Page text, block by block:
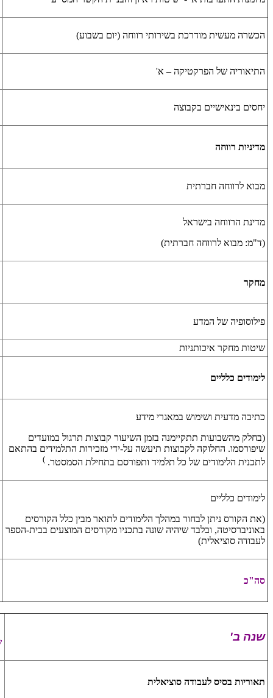
הכשרה מעשית מודרכת בשירותי רווחה (יום בשבוע)
התיאוריה של הפרקטיקה – א'
יחסים בינאישיים בקבוצה
מדיניות רווחה
מבוא לרווחה חברתית
מדינת הרווחה בישראל
(ד"מ: מבוא לרווחה חברתית)
מחקר
פילוסופיה של המדע
שיטות מחקר איכותניות
לימודים כלליים
כתיבה מדעית ושימוש במאגרי מידע
(בחלק מהשבועות תתקיימנה בזמן השיעור קבוצות תרגול במועדים
שיפורסמו. החלוקה לקבוצות תיעשה על-ידי מזכירות התלמידים בהתאם
לתכנית הלימודים של כל תלמיד ותפורסם בתחילת הסמסטר. )
לימודים כלליים
(את הקורס ניתן לבחור במהלך הלימודים לתואר מבין כלל הקורסים
באוניברסיטה, ובלבד שיהיה שונה בתכניו מקורסים המוצעים בבית-הספר
לעבודה סוציאלית)
סה"כ
שנה ב'
תאוריות בסיס לעבודה סוציאלית